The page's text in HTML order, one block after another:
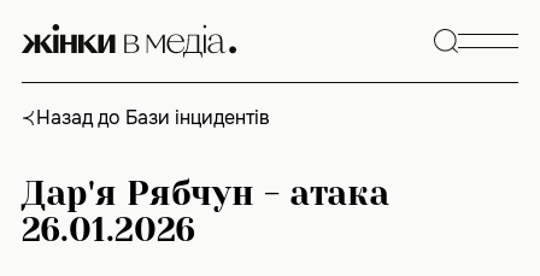
content
Назад до Бази інцидентів
Дар'я Рябчун - атака
26.01.2026